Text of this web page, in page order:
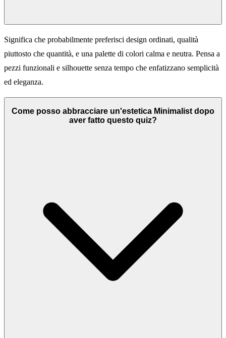
Significa che probabilmente preferisci design ordinati, qualità
piuttosto che quantità, e una palette di colori calma e neutra. Pensa a
pezzi funzionali e silhouette senza tempo che enfatizzano semplicità
ed eleganza.
Come posso abbracciare un'estetica Minimalist dopo
aver fatto questo quiz?